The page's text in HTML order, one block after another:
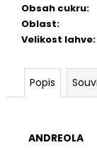
Obsah cukru:
Oblast:
Velikost lahve:
Popis
ANDREOLA
REBULI
PASIN,
BRUT,
277